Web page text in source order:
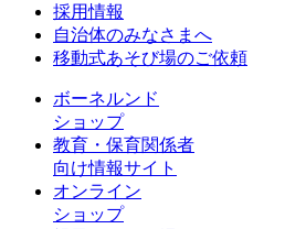
採用情報
自治体のみなさまへ
移動式あそび場のご依頼
ボーネルンド
ショップ
教育・保育関係者
向け情報サイト
オンライン
ショップ